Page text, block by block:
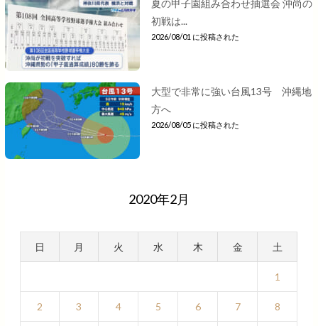
夏の甲子園組み合わせ抽選会 沖尚の
初戦は...
2026/08/01 に投稿された
大型で非常に強い台風13号 沖縄地
方へ
2026/08/05 に投稿された
2020年2月
日 月 火 水 木 金 土
1
2 3 4 5 6 7 8